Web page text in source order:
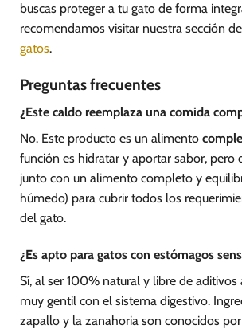
buscas proteger a tu gato de forma
recomendamos visitar nuestra sección de
gatos.
Preguntas frecuentes
¿Este caldo reemplaza una comida
No. Este producto es un alimento
función es hidratar y aportar sabor, pero
junto con un alimento completo y
húmedo) para cubrir todos los
del gato.
¿Es apto para gatos con estómagos
Sí, al ser 100% natural y libre de aditivos
muy gentil con el sistema digestivo.
zapallo y la zanahoria son conocidos